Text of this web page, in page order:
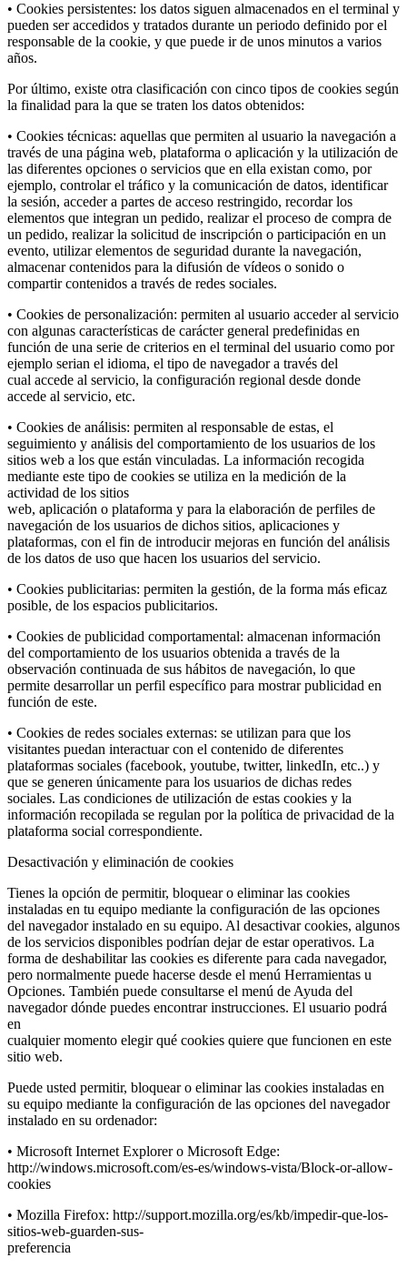
• Cookies persistentes: los datos siguen almacenados en el terminal y
pueden ser accedidos y tratados durante un periodo definido por el
responsable de la cookie, y que puede ir de unos minutos a varios
años.
Por último, existe otra clasificación con cinco tipos de cookies según
la finalidad para la que se traten los datos obtenidos:
• Cookies técnicas: aquellas que permiten al usuario la navegación a
través de una página web, plataforma o aplicación y la utilización de
las diferentes opciones o servicios que en ella existan como, por
ejemplo, controlar el tráfico y la comunicación de datos, identificar
la sesión, acceder a partes de acceso restringido, recordar los
elementos que integran un pedido, realizar el proceso de compra de
un pedido, realizar la solicitud de inscripción o participación en un
evento, utilizar elementos de seguridad durante la navegación,
almacenar contenidos para la difusión de vídeos o sonido o
compartir contenidos a través de redes sociales.
• Cookies de personalización: permiten al usuario acceder al servicio
con algunas características de carácter general predefinidas en
función de una serie de criterios en el terminal del usuario como por
ejemplo serian el idioma, el tipo de navegador a través del
cual accede al servicio, la configuración regional desde donde
accede al servicio, etc.
• Cookies de análisis: permiten al responsable de estas, el
seguimiento y análisis del comportamiento de los usuarios de los
sitios web a los que están vinculadas. La información recogida
mediante este tipo de cookies se utiliza en la medición de la
actividad de los sitios
web, aplicación o plataforma y para la elaboración de perfiles de
navegación de los usuarios de dichos sitios, aplicaciones y
plataformas, con el fin de introducir mejoras en función del análisis
de los datos de uso que hacen los usuarios del servicio.
• Cookies publicitarias: permiten la gestión, de la forma más eficaz
posible, de los espacios publicitarios.
• Cookies de publicidad comportamental: almacenan información
del comportamiento de los usuarios obtenida a través de la
observación continuada de sus hábitos de navegación, lo que
permite desarrollar un perfil específico para mostrar publicidad en
función de este.
• Cookies de redes sociales externas: se utilizan para que los
visitantes puedan interactuar con el contenido de diferentes
plataformas sociales (facebook, youtube, twitter, linkedIn, etc..) y
que se generen únicamente para los usuarios de dichas redes
sociales. Las condiciones de utilización de estas cookies y la
información recopilada se regulan por la política de privacidad de la
plataforma social correspondiente.
Desactivación y eliminación de cookies
Tienes la opción de permitir, bloquear o eliminar las cookies
instaladas en tu equipo mediante la configuración de las opciones
del navegador instalado en su equipo. Al desactivar cookies, algunos
de los servicios disponibles podrían dejar de estar operativos. La
forma de deshabilitar las cookies es diferente para cada navegador,
pero normalmente puede hacerse desde el menú Herramientas u
Opciones. También puede consultarse el menú de Ayuda del
navegador dónde puedes encontrar instrucciones. El usuario podrá
en
cualquier momento elegir qué cookies quiere que funcionen en este
sitio web.
Puede usted permitir, bloquear o eliminar las cookies instaladas en
su equipo mediante la configuración de las opciones del navegador
instalado en su ordenador:
• Microsoft Internet Explorer o Microsoft Edge:
http://windows.microsoft.com/es-es/windows-vista/Block-or-allow-
cookies
• Mozilla Firefox: http://support.mozilla.org/es/kb/impedir-que-los-
sitios-web-guarden-sus-
preferencia